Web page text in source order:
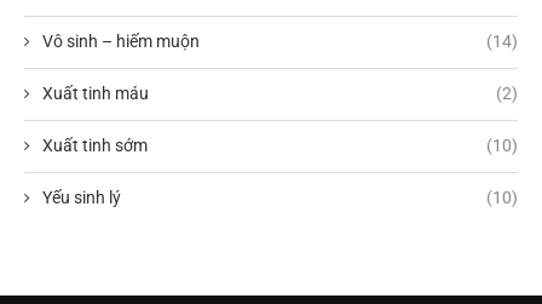
Vô sinh – hiếm muộn (14)
Xuất tinh máu (2)
Xuất tinh sớm (10)
Yếu sinh lý (10)